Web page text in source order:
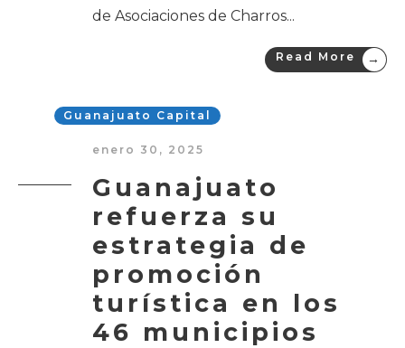
de Asociaciones de Charros...
Read More →
Guanajuato Capital
enero 30, 2025
Guanajuato
refuerza su
estrategia de
promoción
turística en los
46 municipios